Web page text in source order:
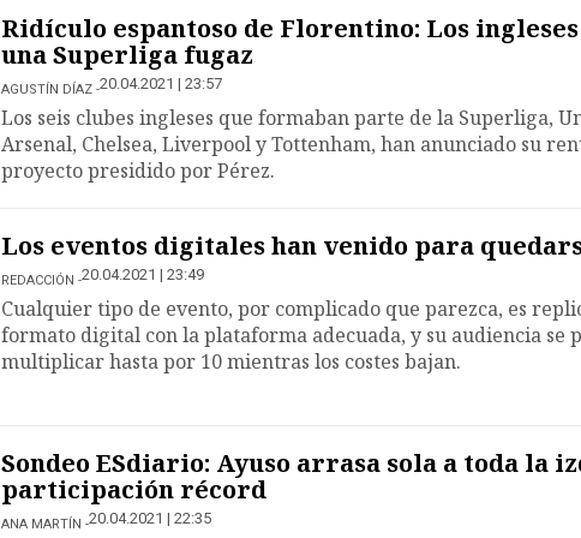
Ridículo espantoso de Florentino: Los ingleses
una Superliga fugaz
AGUSTÍN DÍAZ 20.04.2021 | 23:57
Los seis clubes ingleses que formaban parte de la Superliga,
Arsenal, Chelsea, Liverpool y Tottenham, han anunciado su
proyecto presidido por Pérez.
Los eventos digitales han venido para
REDACCIÓN 20.04.2021 | 23:49
Cualquier tipo de evento, por complicado que parezca, es
formato digital con la plataforma adecuada, y su audiencia se
multiplicar hasta por 10 mientras los costes bajan.
Sondeo ESdiario: Ayuso arrasa sola a toda la
participación récord
ANA MARTÍN 20.04.2021 | 22:35